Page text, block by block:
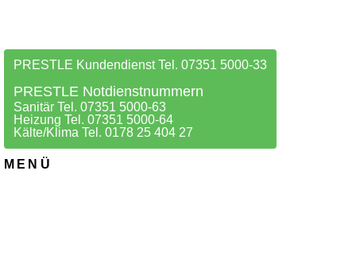
PRESTLE Kundendienst Tel. 07351 5000-33
PRESTLE Notdienstnummern
Sanitär Tel. 07351 5000-63
Heizung Tel. 07351 5000-64
Kälte/Klima Tel. 0178 25 404 27
MENÜ